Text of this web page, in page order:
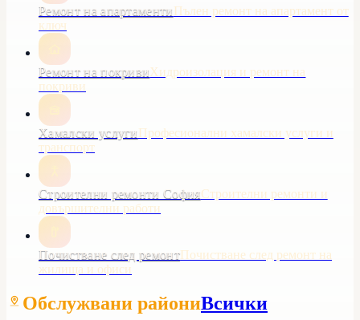
Ремонт на апартаментиПълен ремонт на апартамент от
ключ
Ремонт на покривиХидроизолация и ремонт на
покриви
Хамалски услугиПрофесионални хамалски услуги и
транспорт
Строителни ремонти СофияСтроителни ремонти и
довършителни работи
Почистване след ремонтПочистване след ремонт на
жилища и офиси
Обслужвани райониВсички